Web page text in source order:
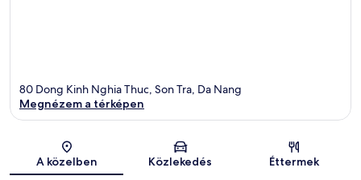
Térkép
80 Dong Kinh Nghia Thuc, Son Tra, Da Nang
Megnézem a térképen
A közelben Közlekedés Éttermek